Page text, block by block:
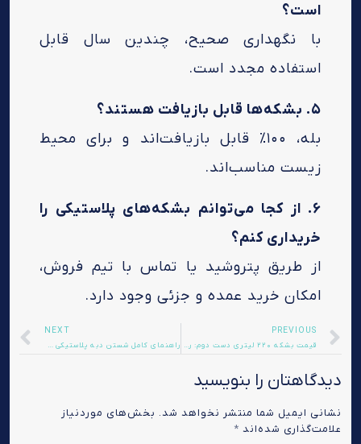
است؟
با نگهداری صحیح، چندین سال قابل
استفاده مجدد است.
۵. بشکه‌ها قابل بازیافت هستند؟
بله، ۱۰۰٪ قابل بازیافت‌اند و برای محیط
زیست مناسب‌اند.
۶. از کجا می‌توانم بشکه‌های پلاستیکی را
خریداری کنم؟
از طریق پتروشید یا تماس با تیم فروش،
امکان خرید عمده و جزئی وجود دارد.
PREVIOUS
قیمت بشکه ۲۲۰ لیتری دست دوم: راهنمای خرید و مزایا
NEXT
راهنمای کامل شستن دبه پلاستیکی | روش‌های موثر و بهداشتی
دیدگاهتان را بنویسید
نشانی ایمیل شما منتشر نخواهد شد. بخش‌های موردنیاز
علامت‌گذاری شده‌اند *